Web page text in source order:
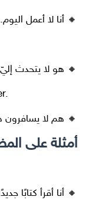
🔸 أنا لا أعمل اليوم.
🔸 هو لا يتحدث
🔸 هم لا
أمثلة على
🔸 أنا أقرأ كتابًا